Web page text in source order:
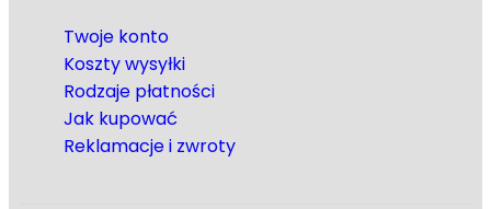
Twoje konto
Koszty wysyłki
Rodzaje płatności
Jak kupować
Reklamacje i zwroty